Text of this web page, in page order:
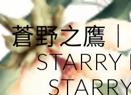
to
content
蒼野之鷹